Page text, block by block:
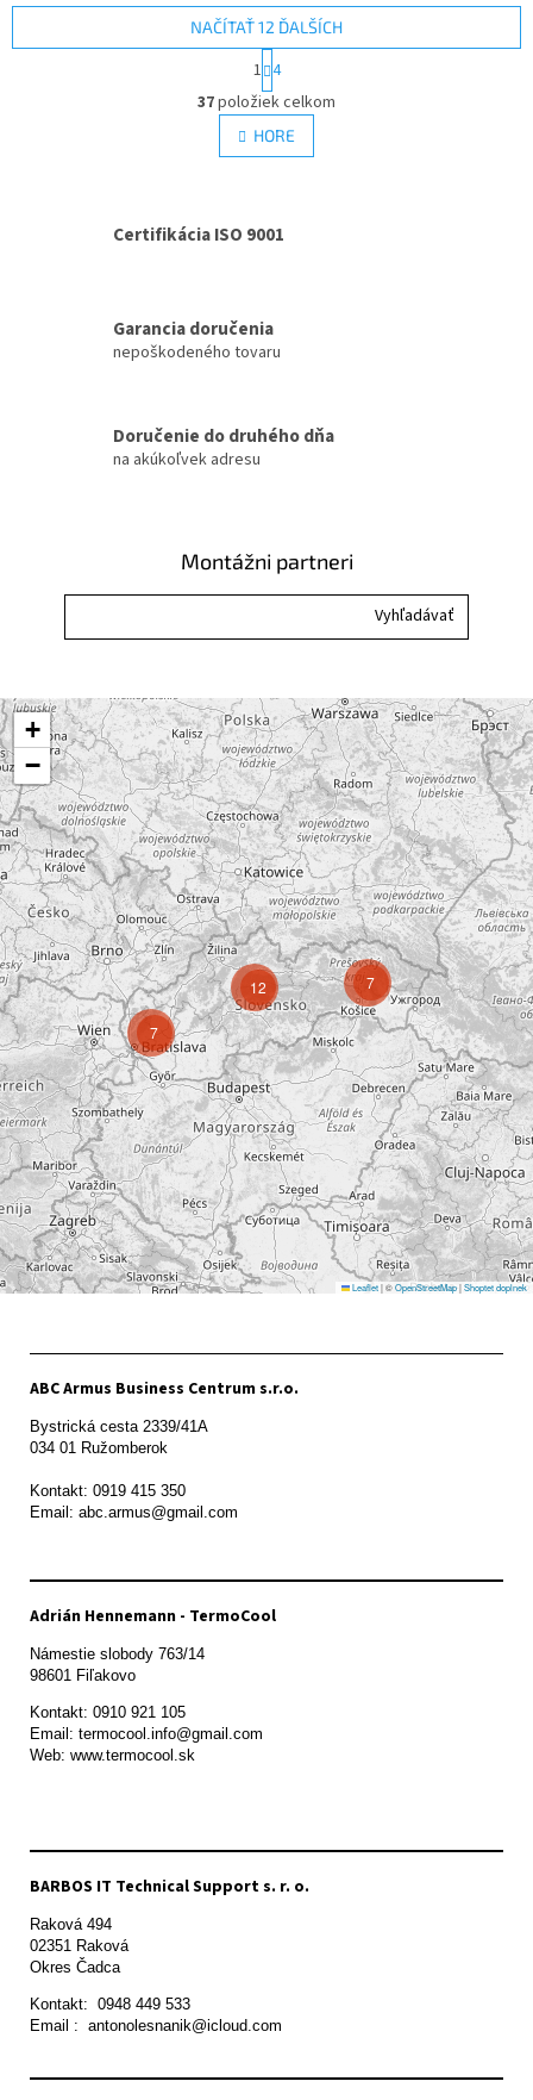
O
v
l
á
c
i
v
k
ý
NAČÍTAŤ 12 ĎALŠÍCH
t
r
á
n
k
n
1 4
37položiek celkom
HORE
Certifikácia ISO 9001
Garancia doručenia
nepoškodeného tovaru
Doručenie do druhého dňa
na akúkoľvek adresu
Montážni partneri
7
7
12
+
−
Leaflet|©OpenStreetMap|Shoptet doplnek
ABC Armus Business Centrum s.r.o.
Bystrická cesta 2339/41A
034 01 Ružomberok
Kontakt: 0919 415 350
Adrián Hennemann - TermoCool
Námestie slobody 763/14
98601 Fiľakovo
Kontakt: 0910 921 105
Email: termocool.info@gmail.com
Web: www.termocool.sk
BARBOS IT Technical Support s. r. o.
Raková 494
02351 Raková
Okres Čadca
Kontakt:  0948 449 533
Email :  antonolesnanik@icloud.com